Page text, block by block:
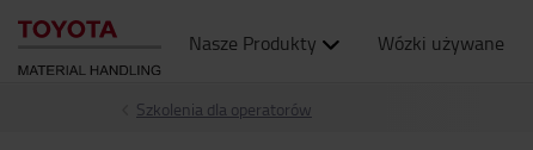
Nasze Produkty Wózki używane
Szkolenia dla operatorów